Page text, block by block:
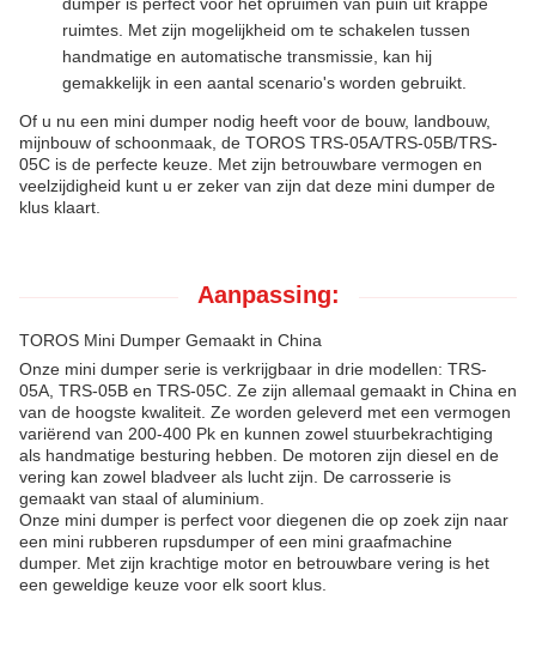
dumper is perfect voor het opruimen van puin uit krappe
ruimtes. Met zijn mogelijkheid om te schakelen tussen
handmatige en automatische transmissie, kan hij
gemakkelijk in een aantal scenario's worden gebruikt.
Of u nu een mini dumper nodig heeft voor de bouw, landbouw,
mijnbouw of schoonmaak, de TOROS TRS-05A/TRS-05B/TRS-
05C is de perfecte keuze. Met zijn betrouwbare vermogen en
veelzijdigheid kunt u er zeker van zijn dat deze mini dumper de
klus klaart.
Aanpassing:
TOROS Mini Dumper Gemaakt in China
Onze mini dumper serie is verkrijgbaar in drie modellen: TRS-
05A, TRS-05B en TRS-05C. Ze zijn allemaal gemaakt in China en
van de hoogste kwaliteit. Ze worden geleverd met een vermogen
variërend van 200-400 Pk en kunnen zowel stuurbekrachtiging
als handmatige besturing hebben. De motoren zijn diesel en de
vering kan zowel bladveer als lucht zijn. De carrosserie is
gemaakt van staal of aluminium.
Onze mini dumper is perfect voor diegenen die op zoek zijn naar
een mini rubberen rupsdumper of een mini graafmachine
dumper. Met zijn krachtige motor en betrouwbare vering is het
een geweldige keuze voor elk soort klus.